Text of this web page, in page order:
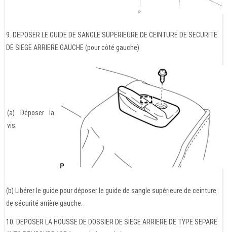
9. DEPOSER LE GUIDE DE SANGLE SUPERIEURE DE CEINTURE DE SECURITE
DE SIEGE ARRIERE GAUCHE (pour côté gauche)
(a) Déposer la
vis.
(b) Libérer le guide pour déposer le guide de sangle supérieure de ceinture
de sécurité arrière gauche.
10. DEPOSER LA HOUSSE DE DOSSIER DE SIEGE ARRIERE DE TYPE SEPARE